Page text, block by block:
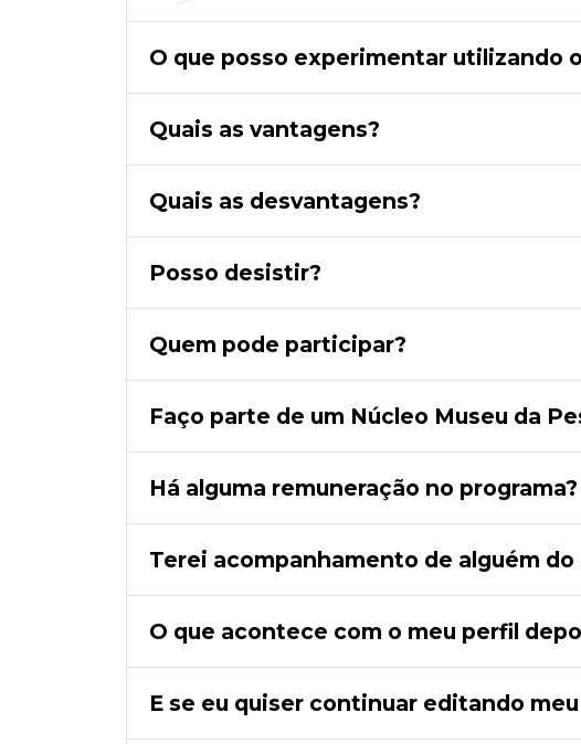
O que posso experimentar utilizando
Quais as vantagens?
Quais as desvantagens?
Posso desistir?
Quem pode participar?
Faço parte de um Núcleo Museu da
Há alguma remuneração no programa?
Terei acompanhamento de alguém
O que acontece com o meu perfil
E se eu quiser continuar editando